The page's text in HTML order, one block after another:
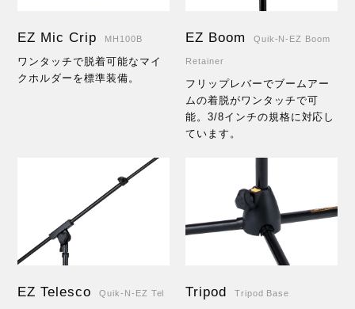
EZ Mic Crip MH100B
ワンタッチで脱着可能なマイ
クホルダーを標準装備。
EZ Boom Quik-N-EZ Boom
Retainer
フリップレバーでブームアー
ムの着脱がワンタッチで可
能。3/8インチの規格に対応し
ています。
EZ Telesco Quik-N-EZ Tel Tripod Tripod Base